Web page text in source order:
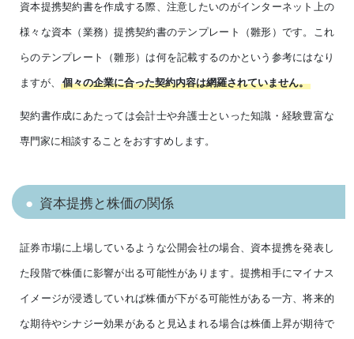
資本提携契約書を作成する際、注意したいのがインターネット上の
様々な資本（業務）提携契約書のテンプレート（雛形）です。これ
らのテンプレート（雛形）は何を記載するのかという参考にはなり
ますが、
個々の企業に合った契約内容は網羅されていません。
契約書作成にあたっては会計士や弁護士といった知識・経験豊富な
専門家に相談することをおすすめします。
資本提携と株価の関係
証券市場に上場しているような公開会社の場合、資本提携を発表し
た段階で株価に影響が出る可能性があります。提携相手にマイナス
イメージが浸透していれば株価が下がる可能性がある一方、将来的
な期待やシナジー効果があると見込まれる場合は株価上昇が期待で